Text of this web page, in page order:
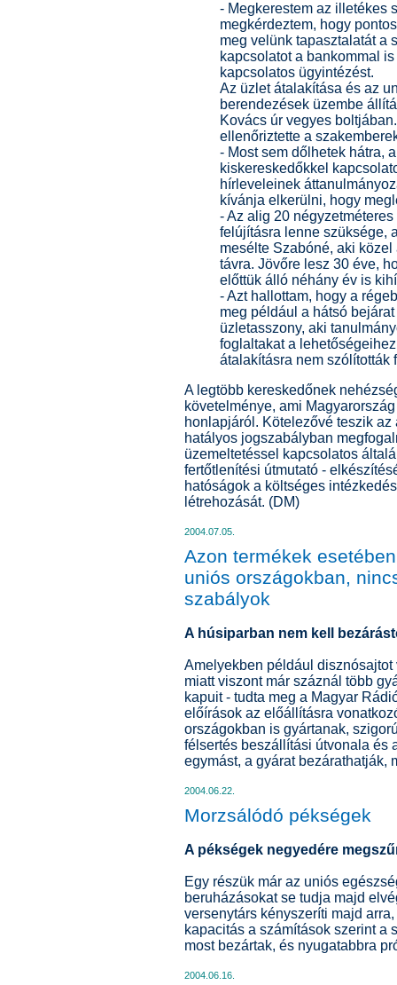
- Megkerestem az illetékes
megkérdeztem, hogy
meg velünk tapasztalatát a
kapcsolatot a bankommal
kapcsolatos ügyintézést.
Az üzlet átalakítása és az
berendezések üzembe
Kovács úr vegyes
ellenőriztette a
- Most sem dőlhetek hátra,
kiskereskedőkkel
hírleveleinek
kívánja elkerülni, hogy
- Az alig 20
felújításra lenne szüksége,
mesélte Szabóné, aki
távra. Jövőre lesz 30 éve,
előttük álló néhány év is
- Azt hallottam, hogy a
meg például a hátsó
üzletasszony, aki
foglaltakat a
átalakításra nem szólították
A legtöbb kereskedőnek
követelménye, ami
honlapjáról. Kötelezővé teszik
hatályos jogszabályban
üzemeltetéssel kapcsolatos
fertőtlenítési útmutató -
hatóságok a költséges
létrehozását. (DM)
2004.07.05.
Azon termékek
uniós országokban,
szabályok
A húsiparban nem kell
Amelyekben például
miatt viszont már száznál több
kapuit - tudta meg a Magyar
előírások az előállításra
országokban is gyártanak,
félsertés beszállítási útvonala és
egymást, a gyárat bezárathatják,
2004.06.22.
Morzsálódó pékségek
A pékségek negyedére
Egy részük már az uniós
beruházásokat se tudja majd
versenytárs kényszeríti majd
kapacitás a számítások szerint a
most bezártak, és nyugatabbra
2004.06.16.